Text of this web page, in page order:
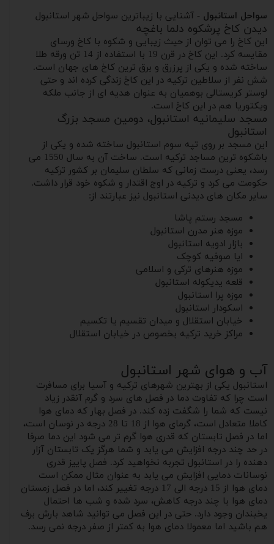
سواحل استانبول - آشنایی با زیباترین سواحل شهر استانبول
دیدن کاخ پرشکوه دلما باغچه
این کاخ را می توان از حیث زیبایی و شکوه با کاخ ورسای
مقایسه کرد. این کاخ در قرن 19 با استفاده از 14 تن ورقه طلا
ساخته شده و یکی از پرزرق و برق ترین کاخ های جهان است.
شش نفر از سلاطین ترکیه در این کاخ زندگی کرده اند و حتی
لوستر کریستالی بوهمیان به عنوان هدیه ای از جانب ملکه
ویکتوریا هم در این کاخ است.
مسجد سلیمانیه استانبول، دومین مسجد بزرگ
استانبول
این مسجد بر روی تپه سوم استانبول ساخته شده و یکی از
باشکوه ترین مساجد ترکیه است. ساخت آن به سال 1550 می
رسد، یعنی درست زمانی که سلطان سلیمان بر کشور ترکیه
حکومت می کرد و ترکیه در اوج اقتدار و شکوه خود قرار داشت.
سایر مکان های دیدنی استانبول نیز عبارتند از:
مسجد رستم پاشا
موزه هنر مدرن استانبول
بازار ادویه استانبول
ایا صوفیه کوچک
موزه هنرهای ترکی و اسلامی
قلعه یدیکوله استانبول
موزه پرا استانبول
اسکودار استانبول
خیابان استقلال و میدان تقسیم یا تکسیم
مراکز خرید ترکیه بخصوص در خیابان استقلال
آب و هوای شهر استانبول
استانبول یکی از بهترین شهرهای ترکیه و آسیا برای مسافرت
است چرا که تفاوت دما در فصل های سرد و گرم آنقدر زیاد
نیست که شما را شگفت زده کند. در فصل بهار که دمای هوا
کاملا متعادل است، گرمای هوا از 18 تا 28 درجه در نوسان است،
اما در فصل تابستان که قدری هوا گرم تر می شود این دما صرفا
در حد چند درجه افزایش می یابد و شما هرگز یک تابستان آزار
دهنده را در استانبول تجربه نخواهید کرد. فصل پاییز قدری
نوسانات دمایی افزایش می یابد به عنوان مثال ممکن است
دمای هوا از 15 درجه الی 17 درجه تغییر کند، اما در فصل زمستان
دمای هوا با چند درجه کاهش، سرد شده و شب ها احتمال
یخبندان وجود دارد. حتی در این فصل می توانید شاهد بارش برف
هم باشید اما معمولا دمای هوا به کمتر از صفر درجه نمی رسد.